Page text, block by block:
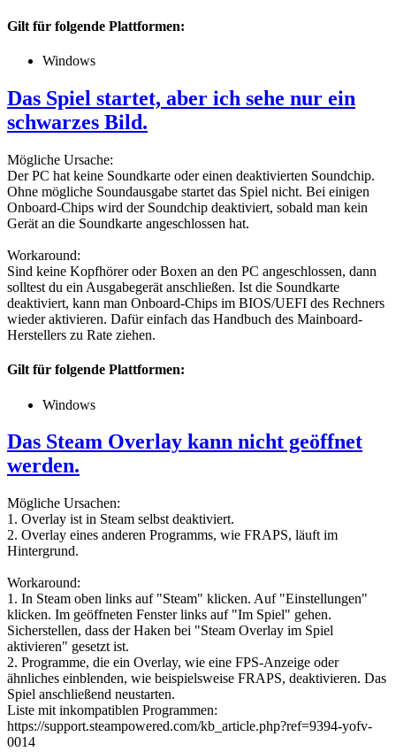
Gilt für folgende Plattformen:
Windows
Das Spiel startet, aber ich sehe nur ein
schwarzes Bild.
Mögliche Ursache:
Der PC hat keine Soundkarte oder einen deaktivierten Soundchip.
Ohne mögliche Soundausgabe startet das Spiel nicht. Bei einigen
Onboard-Chips wird der Soundchip deaktiviert, sobald man kein
Gerät an die Soundkarte angeschlossen hat.
Workaround:
Sind keine Kopfhörer oder Boxen an den PC angeschlossen, dann
solltest du ein Ausgabegerät anschließen. Ist die Soundkarte
deaktiviert, kann man Onboard-Chips im BIOS/UEFI des Rechners
wieder aktivieren. Dafür einfach das Handbuch des Mainboard-
Herstellers zu Rate ziehen.
Gilt für folgende Plattformen:
Windows
Das Steam Overlay kann nicht geöffnet
werden.
Mögliche Ursachen:
1. Overlay ist in Steam selbst deaktiviert.
2. Overlay eines anderen Programms, wie FRAPS, läuft im
Hintergrund.
Workaround:
1. In Steam oben links auf "Steam" klicken. Auf "Einstellungen"
klicken. Im geöffneten Fenster links auf "Im Spiel" gehen.
Sicherstellen, dass der Haken bei "Steam Overlay im Spiel
aktivieren" gesetzt ist.
2. Programme, die ein Overlay, wie eine FPS-Anzeige oder
ähnliches einblenden, wie beispielsweise FRAPS, deaktivieren. Das
Spiel anschließend neustarten.
Liste mit inkompatiblen Programmen:
https://support.steampowered.com/kb_article.php?ref=9394-yofv-
0014